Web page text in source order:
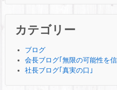
カテゴリー
ブログ
会長ブログ｢無限の可能性を
社長ブログ｢真実の口｣